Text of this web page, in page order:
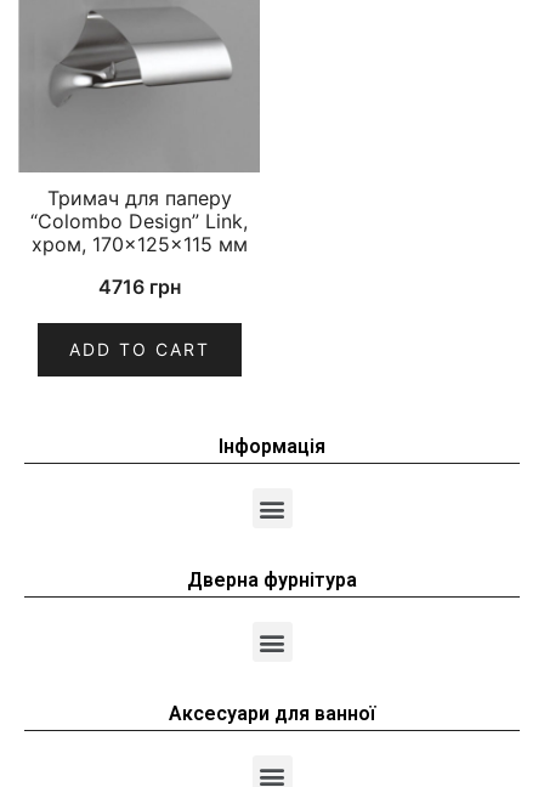
Тримач для паперу
“Colombo Design” Link,
хром, 170×125×115 мм
4716 грн
ADD TO CART
Інформація
Дверна фурнітура
Аксесуари для ванної